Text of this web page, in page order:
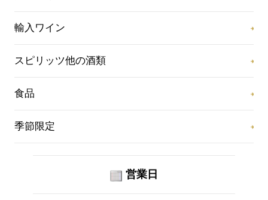
輸入ワイン
スピリッツ他の酒類
食品
季節限定
営業日